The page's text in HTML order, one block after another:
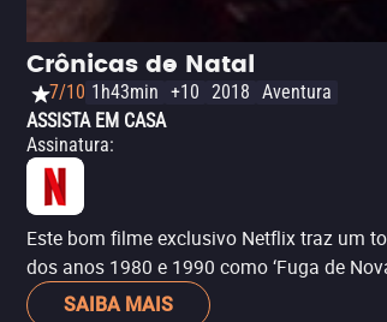
Crônicas de Natal
7/10 1h43min +10 2018 Aventura
ASSISTA EM CASA
Assinatura:
Este bom filme exclusivo Netflix traz um
dos anos 1980 e 1990 como ‘Fuga de
SAIBA MAIS